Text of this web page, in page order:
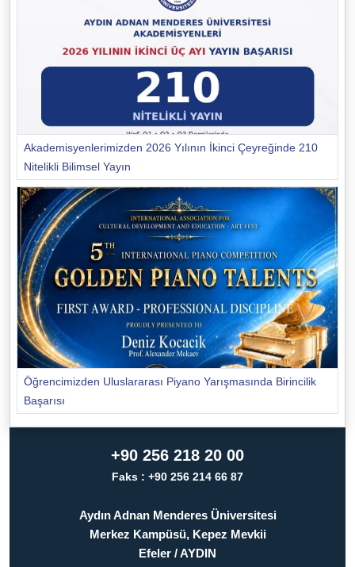
Akademisyenlerimizden 2026 Yılının İkinci Çeyreğinde 210
Nitelikli Bilimsel Yayın
Öğrencimizden Uluslararası Piyano Yarışmasında Birincilik
Başarısı
+90 256 218 20 00
Faks : +90 256 214 66 87
Aydın Adnan Menderes Üniversitesi
Merkez Kampüsü, Kepez Mevkii
Efeler / AYDIN